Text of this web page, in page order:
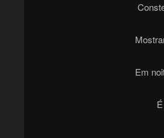
Constelação
Mostrando ao
Em noites
É gostoso